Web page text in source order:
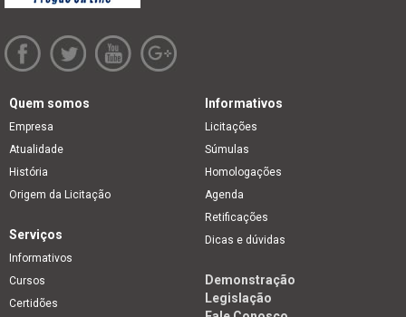
Quem somos
Empresa
Atualidade
História
Origem da Licitação
Informativos
Licitações
Súmulas
Homologações
Agenda
Retificações
Dicas e dúvidas
Serviços
Informativos
Cursos
Certidões
Demonstração
Legislação